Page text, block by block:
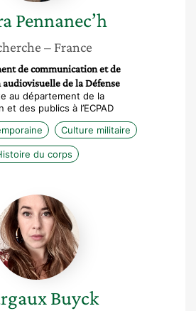
Pennanec’h
– France
de communication et de
de la Défense
au département de la
et des publics à l’ECPAD
Culture militaire
du corps
Margaux
Buyck
Buyck